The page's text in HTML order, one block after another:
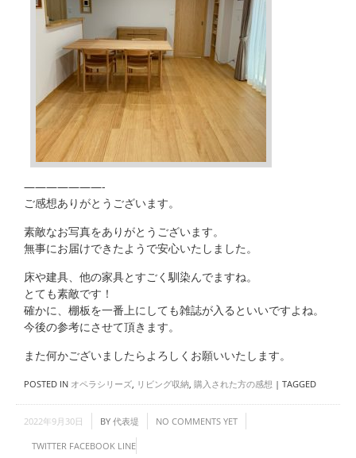
———————-
ご感想ありがとうございます。
素敵なお写真をありがとうございます。
無事にお届けできたようで安心いたしました。
床や建具、他の家具とすごく馴染んでますね。
とても素敵です！
確かに、棚板を一番上にしても雑誌が入るといいですよね。
今後の参考にさせて頂きます。
また何かございましたらよろしくお願いいたします。
POSTED IN オペラシリーズ リビング収納 購入された方の感想 | TAGGED
2022年9月30日 BY 代表堤 NO COMMENTS YET
TWITTER FACEBOOK LINE